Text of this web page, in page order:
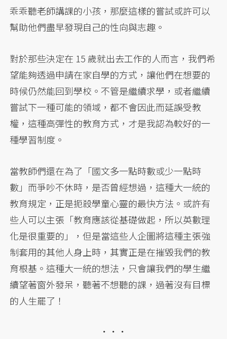
乖乖聽老師講課的小孩，那麼這樣的嘗試或許可以
幫助他們盡早發現自己的性向與志趣。
對於那些決定在 15 歲就出去工作的人而言，我們希
望能夠透過申請在家自學的方式，讓他們在想要的
時候仍然能回到學校。不管是繼續求學，或者繼續
嘗試下一種可能的領域，都不會因此而延誤受教
權，這種高彈性的教育方式，才是我認為較好的一
種學習制度。
當教師們還在為了「國文多一點時數或少一點時
數」而爭吵不休時，是否曾經想過，這種大一統的
教育規定，正是扼殺學童心靈的最快方法。或許有
些人可以主張「教育應該從基礎做起，所以英數理
化是很重要的」，但是當這些人企圖將這種主張強
制套用的其他人身上時，其實正是在摧毀我們的教
育根基。這種大一統的想法，只會讓我們的學生繼
續望著窗外發呆，聽著不想聽的課，過著沒有目標
的人生罷了！
．．．